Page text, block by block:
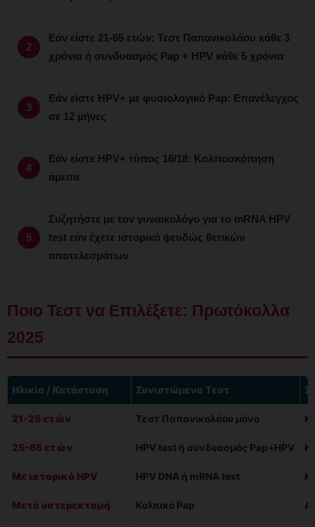
Εάν είστε 21-65 ετών: Τεστ Παπανικολάου κάθε 3
χρόνια ή συνδυασμός Pap + HPV κάθε 5 χρόνια
Εάν είστε HPV+ με φυσιολογικό Pap: Επανέλεγχος
σε 12 μήνες
Εάν είστε HPV+ τύπος 16/18: Κολποσκόπηση
άμεσα
Συζητήστε με τον γυναικολόγο για το mRNA HPV
test εάν έχετε ιστορικό ψευδώς θετικών
αποτελεσμάτων
Ποιο Τεστ να Επιλέξετε: Πρωτόκολλα
2025
Ηλικία / Κατάσταση Συνιστώμενο Τεστ
21-25 ετών Τεστ Παπανικολάου μόνο
25-65 ετών HPV test ή συνδυασμός Pap+HPV
Με ιστορικό HPV HPV DNA ή mRNA test
Μετά υστερεκτομή Κολπικό Pap